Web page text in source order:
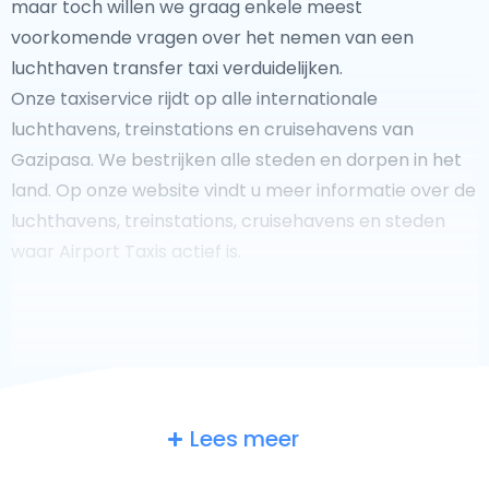
maar toch willen we graag enkele meest
voorkomende vragen over het nemen van een
luchthaven transfer taxi verduidelijken.
Onze taxiservice rijdt op alle internationale
luchthavens, treinstations en cruisehavens van
Gazipasa. We bestrijken alle steden en dorpen in het
land. Op onze website vindt u meer informatie over de
luchthavens, treinstations, cruisehavens en steden
waar Airport Taxis actief is.
Lees meer